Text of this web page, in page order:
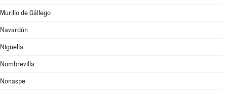
Murillo de Gállego
Navardún
Nigüella
Nombrevilla
Nonaspe